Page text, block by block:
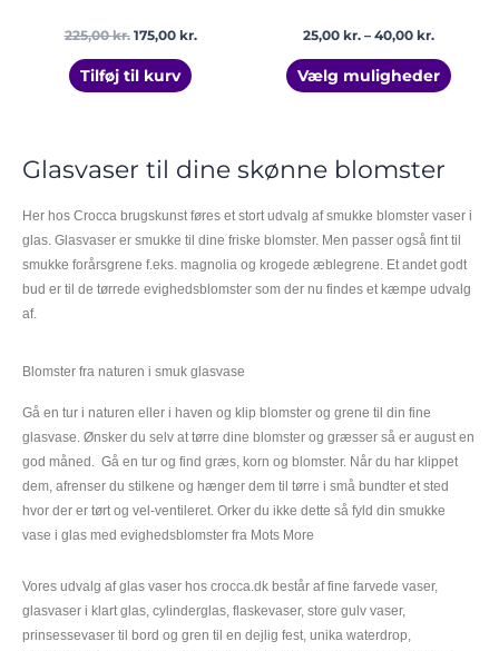
225,00kr. 175,00 kr.
Tilføj til kurv
25,00 kr. – 40,00 kr.
Vælg muligheder
Glasvaser til dine skønne blomster
Her hos Crocca brugskunst føres et stort udvalg af smukke blomster vaser i
glas. Glasvaser er smukke til dine friske blomster. Men passer også fint til
smukke forårsgrene f.eks. magnolia og krogede æblegrene. Et andet godt
bud er til de tørrede evighedsblomster som der nu findes et kæmpe udvalg
af.
Blomster fra naturen i smuk glasvase
Gå en tur i naturen eller i haven og klip blomster og grene til din fine
glasvase. Ønsker du selv at tørre dine blomster og græsser så er august en
god måned. Gå en tur og find græs, korn og blomster. Når du har klippet
dem, afrenser du stilkene og hænger dem til tørre i små bundter et sted
hvor der er tørt og vel-ventileret. Orker du ikke dette så fyld din smukke
vase i glas med evighedsblomster fra Mots More
Vores udvalg af glas vaser hos crocca.dk består af fine farvede vaser,
glasvaser i klart glas, cylinderglas, flaskevaser, store gulv vaser,
prinsessevaser til bord og gren til en dejlig fest, unika waterdrop,